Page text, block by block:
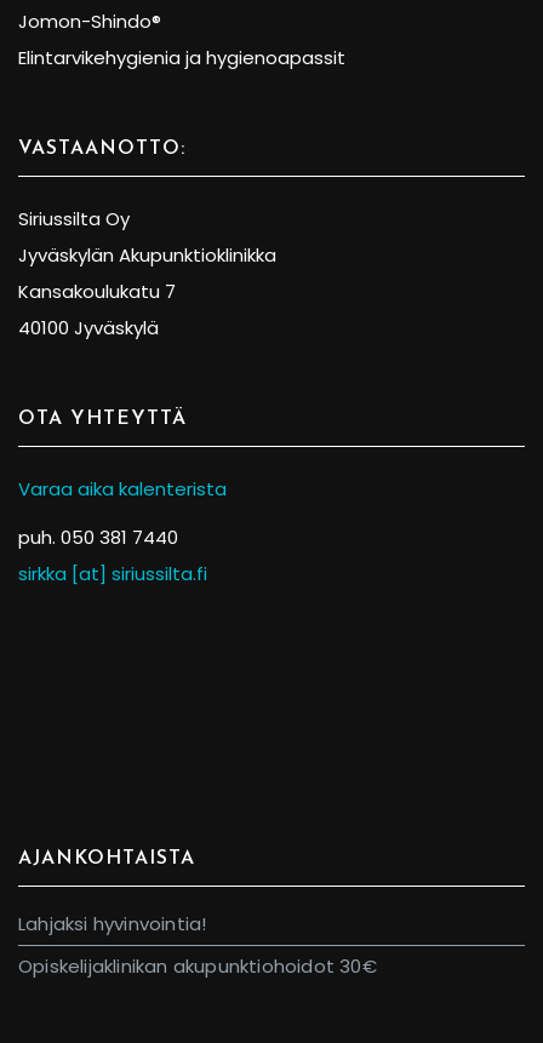
Jomon-Shindo®
Elintarvikehygienia ja hygienoapassit
VASTAANOTTO:
Siriussilta Oy
Jyväskylän Akupunktioklinikka
Kansakoulukatu 7
40100 Jyväskylä
OTA YHTEYTTÄ
Varaa aika kalenterista
puh. 050 381 7440
sirkka [at] siriussilta.fi
AJANKOHTAISTA
Lahjaksi hyvinvointia!
Opiskelijaklinikan akupunktiohoidot 30€